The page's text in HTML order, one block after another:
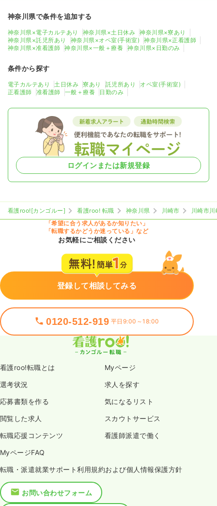
※一例
4週8休以上
ブランク可 月給25万円以上可
神奈川県で条件を追加する
神奈川県×電子カルテあり 神奈川県×土日休み
神奈川県×寮あり
神奈川県×託児所あり
神奈川県×オペ室(手術室)
神奈川県×正看護師
神奈川県×准看護師
神奈川県×一般＋療養 神奈川県×日勤のみ
条件から探す
電子カルテあり 土日休み 寮あり 託児所あり
オペ室(手術室)
正看護師
准看護師 一般＋療養 日勤のみ
ログインまたは新規登録
看護roo![カンゴルー] 看護roo! 転職 神奈川県 川崎市
川崎市
「希望に合う求人があるか知りたい」
「転職するかどうか迷っている」など
お気軽にご相談ください
登録して相談してみる
0120-512-919 平日9:00～18:00
看護roo!転職とは Myページ
選考状況 求人を探す
応募書類を作る 気になるリスト
閲覧した求人 スカウトサービス
転職応援コンテンツ 看護師派遣で働く
MyページFAQ
転職・派遣就業サポート利用規約および個人情報保護方針
お問い合わせフォーム